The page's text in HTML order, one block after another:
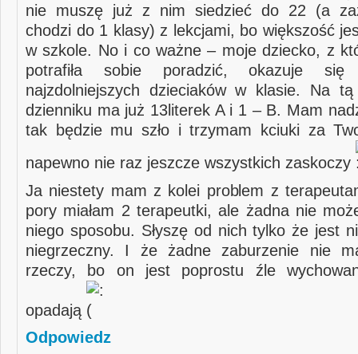
nie muszę już z nim siedzieć do 22 (a
chodzi do 1 klasy) z lekcjami, bo większość
w szkole. No i co ważne – moje dziecko, z
potrafiła sobie poradzić, okazuje
najzdolniejszych dzieciaków w klasie. Na
dzienniku ma już 13literek A i 1 – B. Mam
tak będzie mu szło i trzymam kciuki za
napewno nie raz jeszcze wszystkich zaskoczy
Ja niestety mam z kolei problem z
pory miałam 2 terapeutki, ale żadna nie
niego sposobu. Słyszę od nich tylko że jest
niegrzeczny. I że żadne zaburzenie nie
rzeczy, bo on jest poprostu źle
opadają
Odpowiedz